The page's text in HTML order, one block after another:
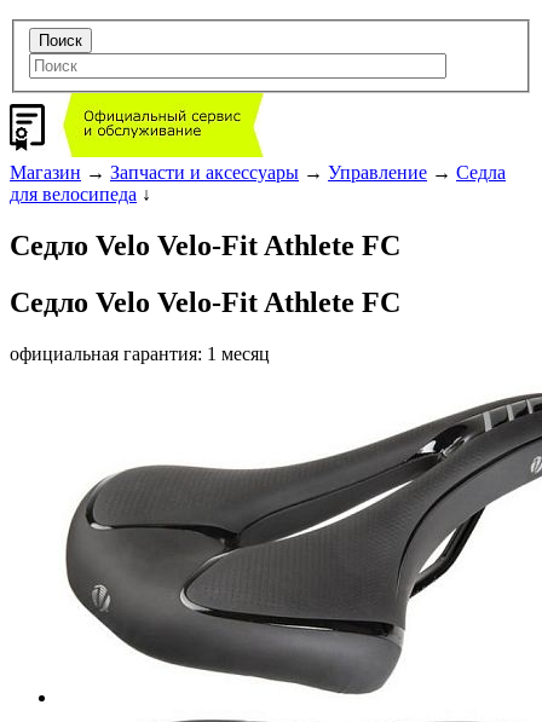
Магазин → Запчасти и аксессуары → Управление → Седла
для велосипеда ↓
Седло Velo Velo-Fit Athlete FC
Седло Velo Velo-Fit Athlete FC
официальная гарантия: 1 месяц